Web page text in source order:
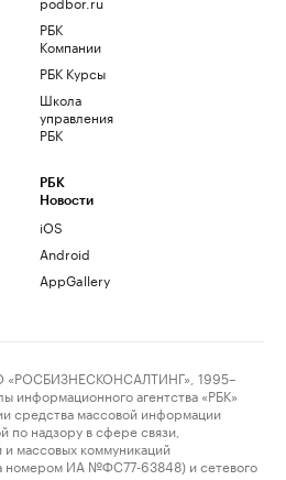
РБК
Компании
РБК Курсы
Школа
управления
РБК
РБК
Новости
iOS
Android
AppGallery
1995–
информационного агентства «РБК»
средства массовой информации
по надзору в сфере связи,
массовых коммуникаций
номером ИА №ФС77-63848) и сетевого